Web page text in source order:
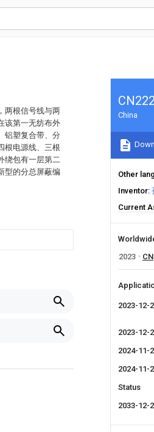
两根信号线与两
该第一无纺布外
铝塑复合带、分
根电源线、三根
绕包有一层第二
型的分总屏蔽编
China
Other
Inventor
Current
2023
CN
2023-12-
2023-12-
2024-11-
2024-11-
Status
2033-12-